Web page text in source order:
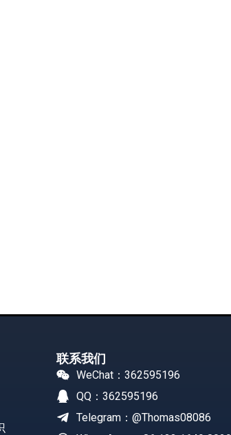
联系我们
WeChat：362595196
QQ：362595196
Telegram：@Thomas08086